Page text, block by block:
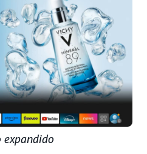
expandido